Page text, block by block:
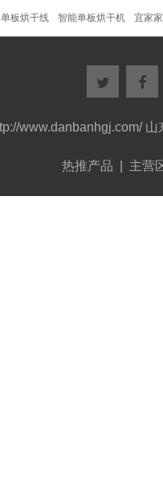
单板烘干线 智能单板烘干机 宜家
www.danbanhgj.com/
热推产品 | 主营